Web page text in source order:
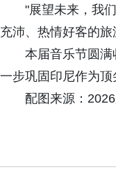
"展望未来，我
充沛、热情好客的
本届音乐节圆
一步巩固印尼作为
配图来源：